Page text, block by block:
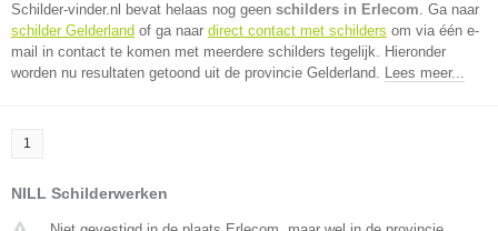
Schilder-vinder.nl bevat helaas nog geen schilders in Erlecom. Ga naar
schilder Gelderland of ga naar direct contact met schilders om via één e-
mail in contact te komen met meerdere schilders tegelijk. Hieronder
worden nu resultaten getoond uit de provincie Gelderland. Lees meer...
1
NILL Schilderwerken